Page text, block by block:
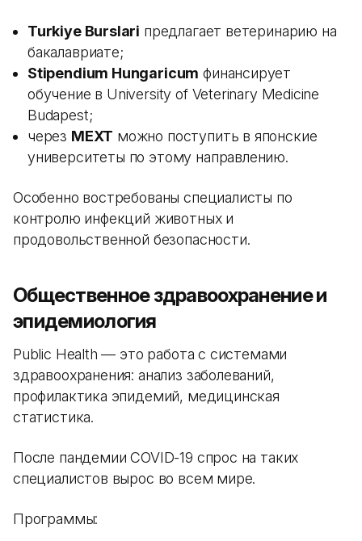
Turkiye Burslari предлагает ветеринарию на
бакалавриате;
Stipendium Hungaricum финансирует
обучение в University of Veterinary Medicine
Budapest;
через MEXT можно поступить в японские
университеты по этому направлению.
Особенно востребованы специалисты по
контролю инфекций животных и
продовольственной безопасности.
Общественное здравоохранение и
эпидемиология
Public Health — это работа с системами
здравоохранения: анализ заболеваний,
профилактика эпидемий, медицинская
статистика.
После пандемии COVID-19 спрос на таких
специалистов вырос во всем мире.
Программы: